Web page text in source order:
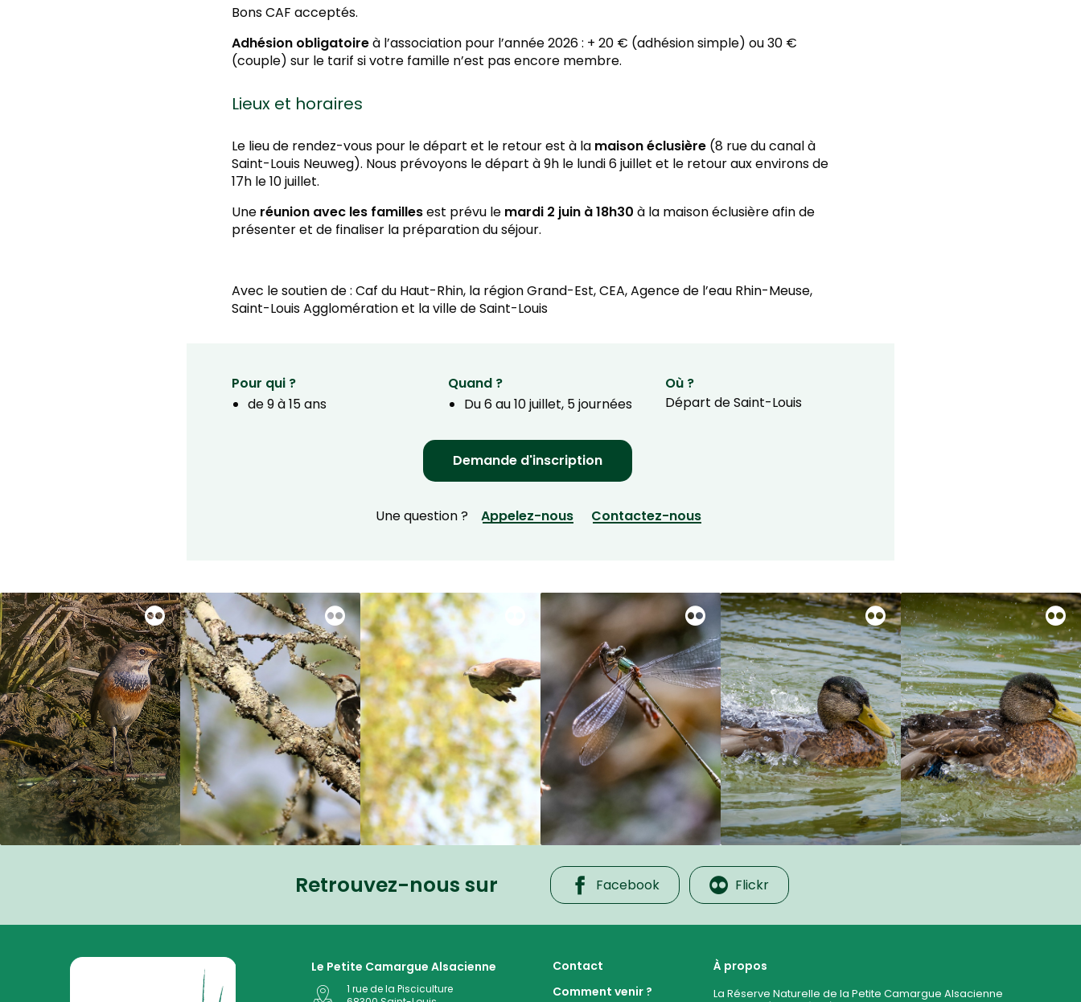
Bons CAF acceptés.
Adhésion obligatoireà l’association pour l’année 2026 : + 20 € (adhésion simple) ou 30 €
(couple) sur le tarif si votre famille n’est pas encore membre.
Lieux et horaires
Le lieu de rendez-vous pour le départ et le retour est à la maison éclusière (8 rue du canal à
Saint-Louis Neuweg). Nous prévoyons le départ à 9h le lundi 6 juillet et le retour aux environs de
17h le 10 juillet.
Une réunion avec les famillesest prévu le mardi 2 juin à 18h30 à la maison éclusière afin de
présenter et de finaliser la préparation du séjour.
Avec le soutien de : Caf du Haut-Rhin, la région Grand-Est, CEA, Agence de l’eau Rhin-Meuse,
Saint-Louis Agglomération et la ville de Saint-Louis
Pour qui ?
de 9 à 15 ans
Quand ?
Du 6 au 10 juillet, 5 journées
Où ?
Départ de Saint-Louis
Demande d'inscription
Une question ? Appelez-nous Contactez-nous
Retrouvez-nous sur Facebook Flickr
La Petite Camargue Alsacienne Réserve Naturelle au cœur de la plaine rhénane alluviale
Le Petite Camargue Alsacienne
1 rue de la Pisciculture
Contact
Comment venir ?
À propos
La Réserve Naturelle de la Petite Camargue Alsacienne